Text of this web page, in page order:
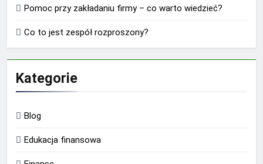
Pomoc przy zakładaniu firmy – co warto wiedzieć?
Co to jest zespół rozproszony?
Kategorie
Blog
Edukacja finansowa